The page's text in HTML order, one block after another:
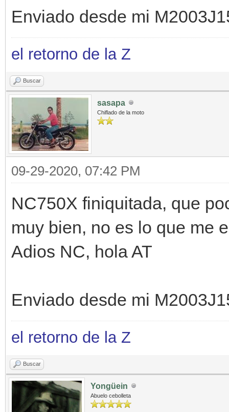
Enviado desde mi
el retorno de la Z
Buscar
sasapa
Chiflado de la moto
09-29-2020, 07:42 PM
NC750X finiquitada, que
muy bien, no es lo que me
Adios NC, hola AT
Enviado desde mi
el retorno de la Z
Buscar
Yongüein
Abuelo cebolleta